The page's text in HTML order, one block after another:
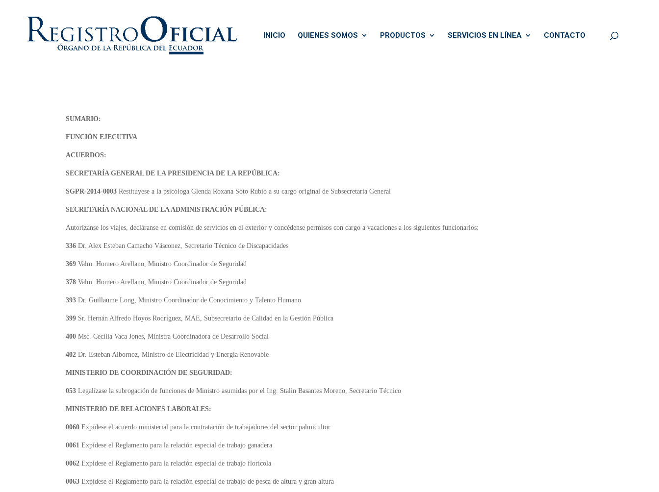
INICIO QUIENES SOMOS PRODUCTOS SERVICIOS EN LÍNEA CONTACTO
SUMARIO:
FUNCIÓN EJECUTIVA
ACUERDOS:
SECRETARÍA GENERAL DE LA PRESIDENCIA DE LA REPÚBLICA:
SGPR-2014-0003 Restitúyese a la psicóloga Glenda Roxana Soto Rubio a su cargo original de Subsecretaria General
SECRETARÍA NACIONAL DE LA ADMINISTRACIÓN PÚBLICA:
Autorízanse los viajes, decláranse en comisión de servicios en el exterior y concédense permisos con cargo a vacaciones a los siguientes funcionarios:
336Dr. Alex Esteban Camacho Vásconez, Secretario Técnico de Discapacidades
369 Valm. Homero Arellano, Ministro Coordinador de Seguridad
378Valm. Homero Arellano, Ministro Coordinador de Seguridad
393Dr. Guillaume Long, Ministro Coordinador de Conocimiento y Talento Humano
399 Sr. Hernán Alfredo Hoyos Rodríguez, MAE, Subsecretario de Calidad en la Gestión Pública
400Msc. Cecilia Vaca Jones, Ministra Coordinadora de Desarrollo Social
402 Dr. Esteban Albornoz, Ministro de Electricidad y Energía Renovable
MINISTERIO DE COORDINACIÓN DE SEGURIDAD:
053Legalízase la subrogación de funciones de Ministro asumidas por el Ing. Stalin Basantes Moreno, Secretario Técnico
MINISTERIO DE RELACIONES LABORALES:
0060 Expídese el acuerdo ministerial para la contratación de trabajadores del sector palmicultor
0061Expídese el Reglamento para la relación especial de trabajo ganadera
0062 Expídese el Reglamento para la relación especial de trabajo florícola
0063 Expídese el Reglamento para la relación especial de trabajo de pesca de altura y gran altura